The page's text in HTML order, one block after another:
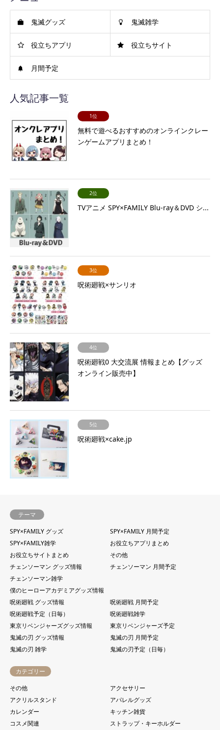
鬼滅グッズ 鬼滅雑学
役立ちアプリ 役立ちサイト
月間予定
人気記事一覧
1位
無料で遊べるおすすめのオンラインクレー
ンゲームアプリまとめ！
2位
TVアニメ SPY×FAMILY Blu-ray＆DVD シ...
3位
呪術廻戦×サンリオ
4位
呪術廻戦0 大交流展 情報まとめ【グッズ
オンライン販売中】
5位
呪術廻戦×cake.jp
テーマ
SPY×FAMILY グッズ
SPY×FAMILY 月間予定
SPY×FAMILY雑学
お役立ちアプリまとめ
お役立ちサイトまとめ
その他
チェンソーマン グッズ情報
チェンソーマン 月間予定
チェンソーマン雑学
僕のヒーローアカデミアグッズ情報
呪術廻戦 グッズ情報
呪術廻戦 月間予定
呪術廻戦予定（日毎）
呪術廻戦雑学
東京リベンジャーズグッズ情報
東京リベンジャーズ予定
鬼滅の刃 グッズ情報
鬼滅の刃 月間予定
鬼滅の刃 雑学
鬼滅の刃予定（日毎）
カテゴリー
その他
アクセサリー
アクリルスタンド
アパレルグッズ
カレンダー
キッチン雑貨
コスメ関連
ストラップ・キーホルダー